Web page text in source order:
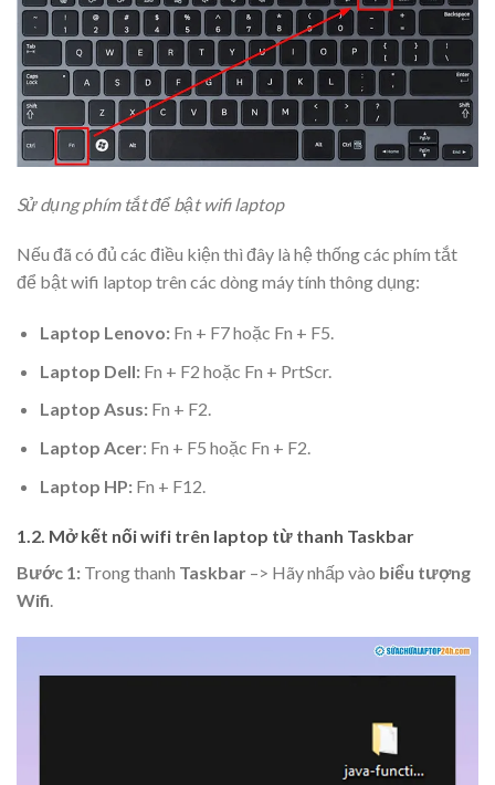
Sử dụng phím tắt để bật wifi laptop
Nếu đã có đủ các điều kiện thì đây là hệ thống các phím tắt
để bật wifi laptop trên các dòng máy tính thông dụng:
Laptop Lenovo:Fn + F7 hoặc Fn + F5.
Laptop Dell:Fn + F2 hoặc Fn + PrtScr.
Laptop Asus:Fn + F2.
Laptop Acer: Fn + F5 hoặc Fn + F2.
Laptop HP:Fn + F12.
1.2. Mở kết nối wifi trên laptop từ thanh Taskbar
Bước 1: Trong thanh Taskbar –> Hãy nhấp vào biểu tượng
Wifi.